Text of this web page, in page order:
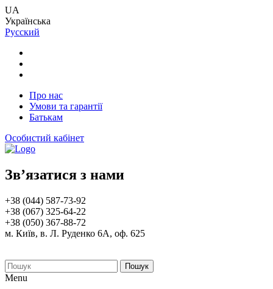
UA
Українська
Русский
Про нас
Умови та гарантії
Батькам
Особистий кабінет
Зв’язатися з нами
+38 (044) 587-73-92
+38 (067) 325-64-22
+38 (050) 367-88-72
м. Київ, в. Л. Руденко 6А, оф. 625
Пошук
Menu